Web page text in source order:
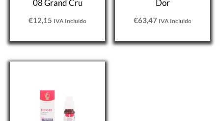
08 Grand Cru
€12,15 IVA Incluido
Dor
€63,47 IVA Incluido